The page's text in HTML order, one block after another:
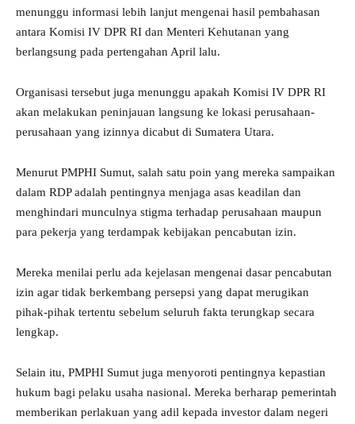
menunggu informasi lebih lanjut mengenai hasil pembahasan
antara Komisi IV DPR RI dan Menteri Kehutanan yang
berlangsung pada pertengahan April lalu.
Organisasi tersebut juga menunggu apakah Komisi IV DPR RI
akan melakukan peninjauan langsung ke lokasi perusahaan-
perusahaan yang izinnya dicabut di Sumatera Utara.
Menurut PMPHI Sumut, salah satu poin yang mereka sampaikan
dalam RDP adalah pentingnya menjaga asas keadilan dan
menghindari munculnya stigma terhadap perusahaan maupun
para pekerja yang terdampak kebijakan pencabutan izin.
Mereka menilai perlu ada kejelasan mengenai dasar pencabutan
izin agar tidak berkembang persepsi yang dapat merugikan
pihak-pihak tertentu sebelum seluruh fakta terungkap secara
lengkap.
Selain itu, PMPHI Sumut juga menyoroti pentingnya kepastian
hukum bagi pelaku usaha nasional. Mereka berharap pemerintah
memberikan perlakuan yang adil kepada investor dalam negeri